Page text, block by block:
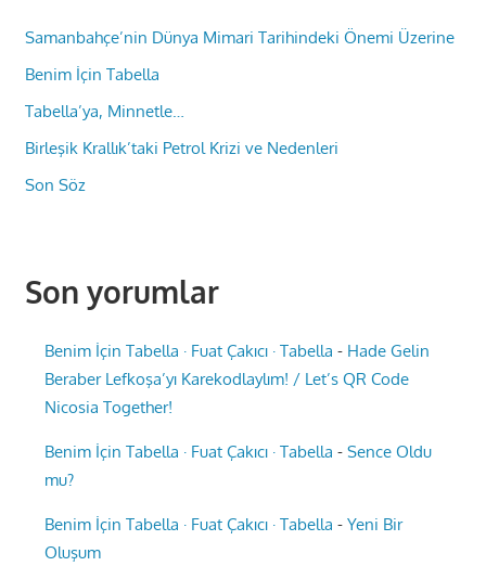
Samanbahçe’nin Dünya Mimari Tarihindeki Önemi Üzerine
Benim İçin Tabella
Tabella’ya, Minnetle…
Birleşik Krallık’taki Petrol Krizi ve Nedenleri
Son Söz
Son yorumlar
Benim İçin Tabella · Fuat Çakıcı · Tabella - Hade Gelin
Beraber Lefkoşa’yı Karekodlaylım! / Let’s QR Code
Nicosia Together!
Benim İçin Tabella · Fuat Çakıcı · Tabella -Sence Oldu
mu?
Benim İçin Tabella · Fuat Çakıcı · Tabella -Yeni Bir
Oluşum